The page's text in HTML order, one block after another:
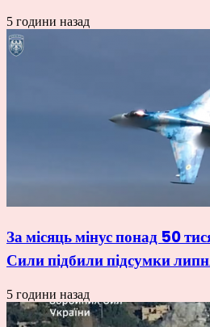
5 години назад
За місяць мінус понад 50
Сили підбили підсумки
5 години назад